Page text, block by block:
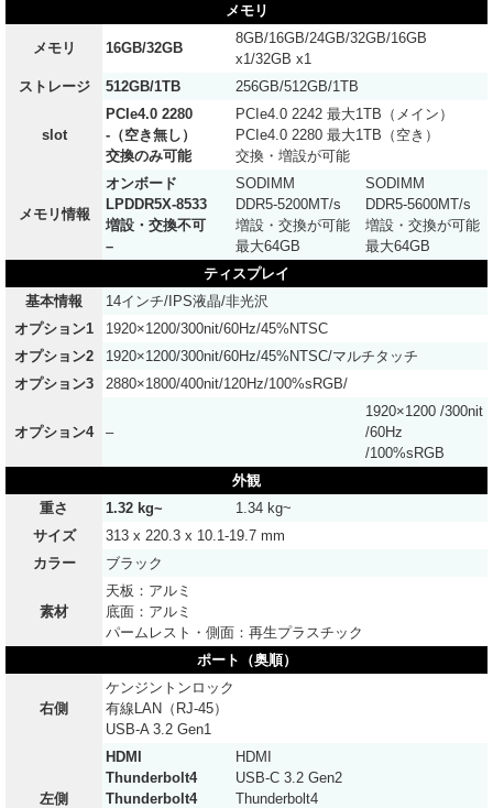
メモリ
メモリ 16GB/32GB
8GB/16GB/24GB/32GB/16GB
x1/32GB x1
ストレージ
512GB/1TB 256GB/512GB/1TB
slot
PCIe4.0 2280
-（空き無し）
交換のみ可能
PCIe4.0 2242 最大1TB（メイン）
PCIe4.0 2280 最大1TB（空き）
交換・増設が可能
メモリ情報
オンボード
LPDDR5X-8533
増設・交換不可
–
SODIMM
DDR5-5200MT/s
増設・交換が可能
最大64GB
SODIMM
DDR5-5600MT/s
増設・交換が可能
最大64GB
ティスプレイ
基本情報
14インチ/IPS液晶/非光沢
オプション1
1920×1200/300nit/60Hz/45%NTSC
オプション2
1920×1200/300nit/60Hz/45%NTSC/マルチタッチ
オプション3
2880×1800/400nit/120Hz/100%sRGB/
オプション4 –
1920×1200 /300nit
/60Hz
/100%sRGB
外観
重さ
1.32 kg~
1.34 kg~
サイズ
313 x 220.3 x 10.1-19.7 mm
カラー
ブラック
素材
天板：アルミ
底面：アルミ
パームレスト・側面：再生プラスチック
ポート（奥順）
右側
ケンジントンロック
有線LAN（RJ-45）
USB-A 3.2 Gen1
左側
HDMI
Thunderbolt4
Thunderbolt4
HDMI
USB-C 3.2 Gen2
Thunderbolt4